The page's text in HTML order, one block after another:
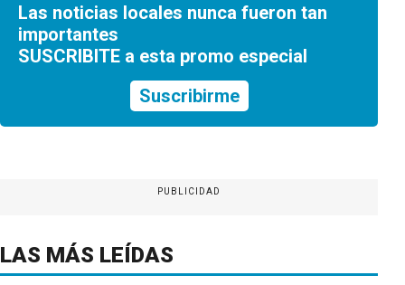
Las noticias locales nunca fueron tan
importantes
SUSCRIBITE a esta promo especial
Suscribirme
PUBLICIDAD
LAS MÁS LEÍDAS